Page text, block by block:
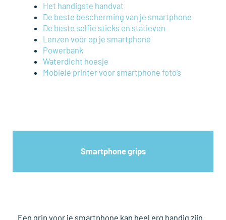
Het handigste handvat
De beste bescherming van je smartphone
De beste selfie sticks en statieven
Lenzen voor op je smartphone
Powerbank
Waterdicht hoesje
Mobiele printer voor smartphone foto’s
Smartphone grips
Een grip voor je smartphone kan heel erg handig zijn